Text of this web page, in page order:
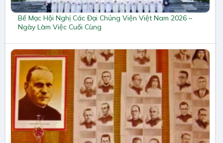
Bế Mạc Hội Nghị Các Đại Chủng Viện Việt Nam 2026 –
Ngày Làm Việc Cuối Cùng